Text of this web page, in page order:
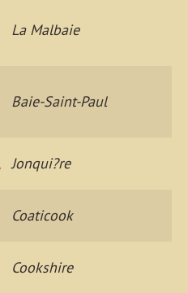
La Malbaie
Baie-Saint-Paul
Jonqui?re
Coaticook
Cookshire